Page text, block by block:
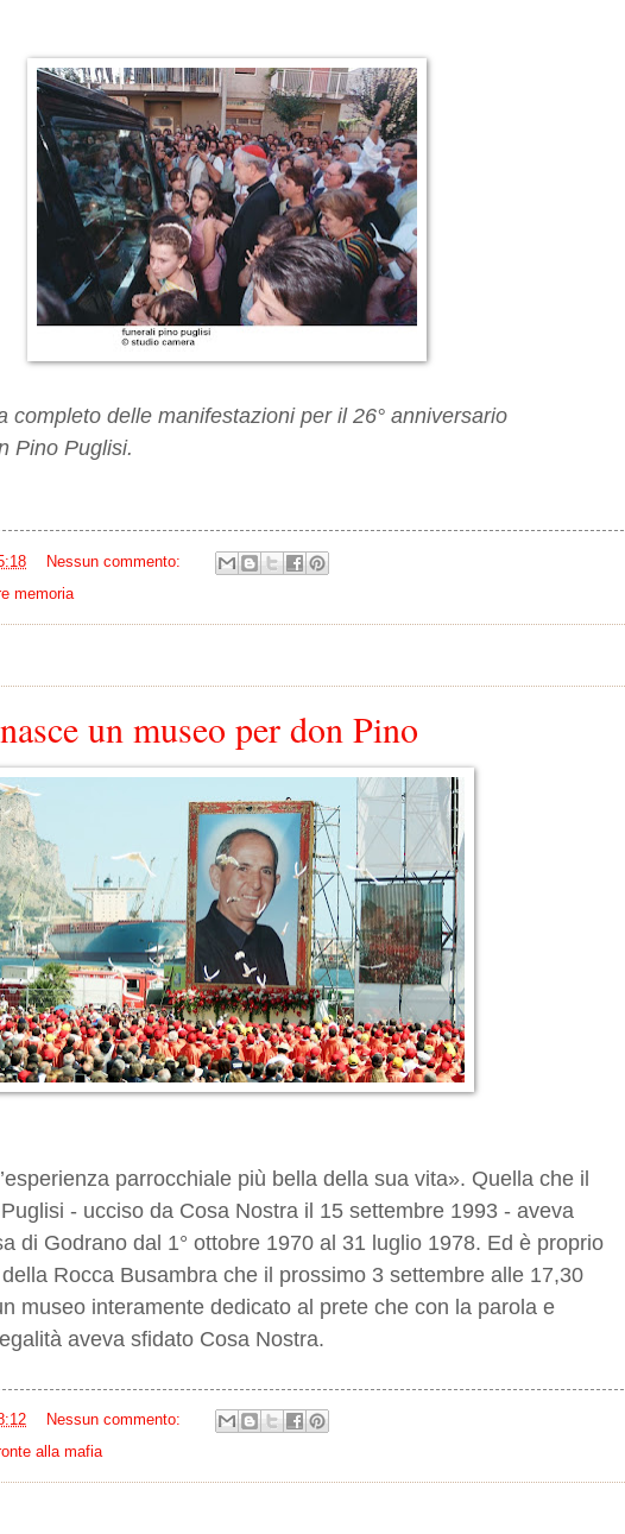
completo delle manifestazioni per il 26° anniversario
Pino Puglisi.
Nessun commento:
memoria
un museo per don Pino
parrocchiale più bella della sua vita». Quella che il
- ucciso da Cosa Nostra il 15 settembre 1993 - aveva
di Godrano dal 1° ottobre 1970 al 31 luglio 1978. Ed è proprio
Rocca Busambra che il prossimo 3 settembre alle 17,30
museo interamente dedicato al prete che con la parola e
aveva sfidato Cosa Nostra.
Nessun commento:
alla mafia